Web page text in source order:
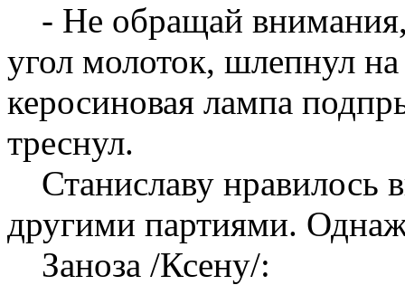
- Не обращай
угол молоток, шлепнул
керосиновая лампа
треснул.
Станиславу нравилось
другими партиями.
Заноза /Ксену/: